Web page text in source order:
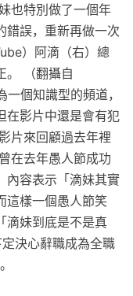
也特別做了一個年
錯誤，重新再做一次
）阿滴（右）總
。 （翻攝自
個知識型的頻道，
在影片中還是會有犯
片來回顧過去年裡
在去年愚人節成功
內容表示「滴妹其實
這樣一個愚人節笑
滴妹到底是不是真
決心辭職成為全職